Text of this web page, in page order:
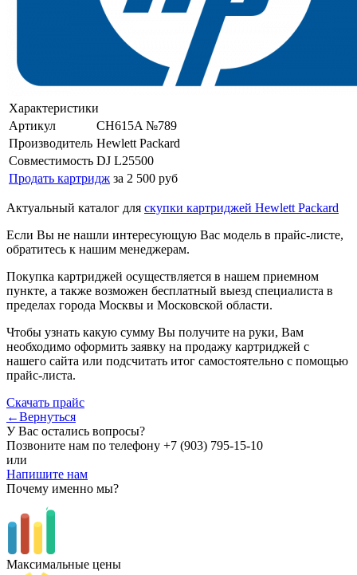
Характеристики
Артикул
CH615A №789
Производитель Hewlett Packard
Совместимость DJ L25500
Продать картридж за 2 500 руб
Актуальный каталог для скупки картриджей Hewlett Packard
Если Вы не нашли интересующую Вас модель в прайс-листе,
обратитесь к нашим менеджерам.
Покупка картриджей осуществляется в нашем приемном
пункте, а также возможен бесплатный выезд специалиста в
пределах города Москвы и Московской области.
Чтобы узнать какую сумму Вы получите на руки, Вам
необходимо оформить заявку на продажу картриджей с
нашего сайта или подсчитать итог самостоятельно с помощью
прайс-листа.
Скачать прайс
←Вернуться
У Вас остались вопросы?
Позвоните нам по телефону +7 (903) 795-15-10
или
Напишите нам
Почему именно мы?
Максимальные цены